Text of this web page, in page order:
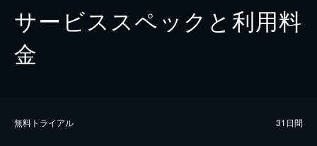
サービススペックと利用料
金
無料トライアル 31日間